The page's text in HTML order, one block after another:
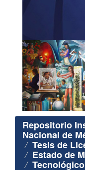
Repositorio
Nacional de
Tesis de
Estado de